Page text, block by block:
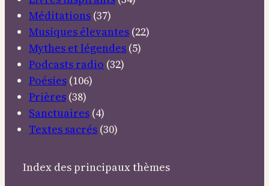
Méditations (37)
Musiques élevantes (22)
Mythes et légendes (5)
Podcasts radio (32)
Poésies (106)
Prières (38)
Sanctuaires (4)
Textes sacrés (30)
Index des principaux thèmes